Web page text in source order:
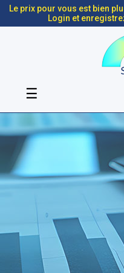
Le prix pour vous est bien
Login et
Basculer
navigation
☰